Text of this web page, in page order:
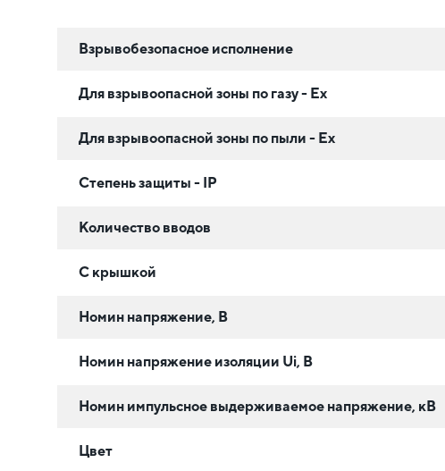
Взрывобезопасное исполнение
Для взрывоопасной зоны по газу - Ex
Для взрывоопасной зоны по пыли - Ex
Степень защиты - IP
Количество вводов
С крышкой
Номин напряжение, В
Номин напряжение изоляции Ui, В
Номин импульсное выдерживаемое напряжение, кВ
Цвет